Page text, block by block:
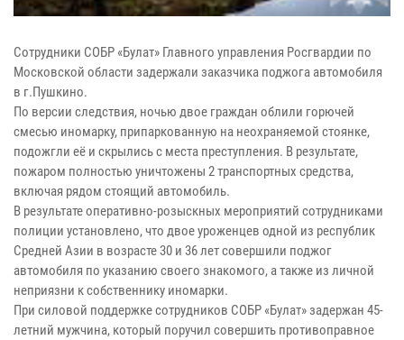
Сотрудники СОБР «Булат» Главного управления Росгвардии по
Московской области задержали заказчика поджога автомобиля
в г.Пушкино.
По версии следствия, ночью двое граждан облили горючей
смесью иномарку, припаркованную на неохраняемой стоянке,
подожгли её и скрылись с места преступления. В результате,
пожаром полностью уничтожены 2 транспортных средства,
включая рядом стоящий автомобиль.
В результате оперативно-розыскных мероприятий сотрудниками
полиции установлено, что двое уроженцев одной из республик
Средней Азии в возрасте 30 и 36 лет совершили поджог
автомобиля по указанию своего знакомого, а также из личной
неприязни к собственнику иномарки.
При силовой поддержке сотрудников СОБР «Булат» задержан 45-
летний мужчина, который поручил совершить противоправное